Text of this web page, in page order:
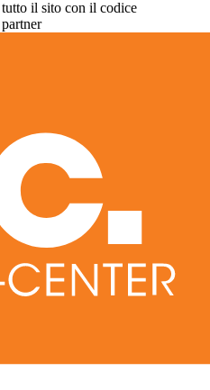
il sito con il codice